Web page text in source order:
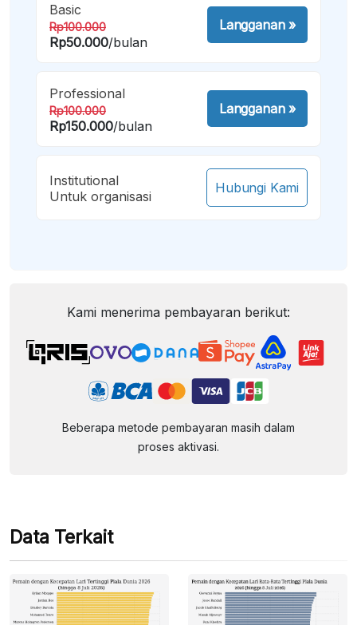
Basic
Rp100.000
Rp50.000/bulan
Langganan»
Professional
Rp100.000
Rp150.000/bulan
Langganan»
Institutional
Untuk organisasi
Hubungi Kami
Kami menerima pembayaran berikut:
Beberapa metode pembayaran masih dalam
proses aktivasi.
Data Terkait